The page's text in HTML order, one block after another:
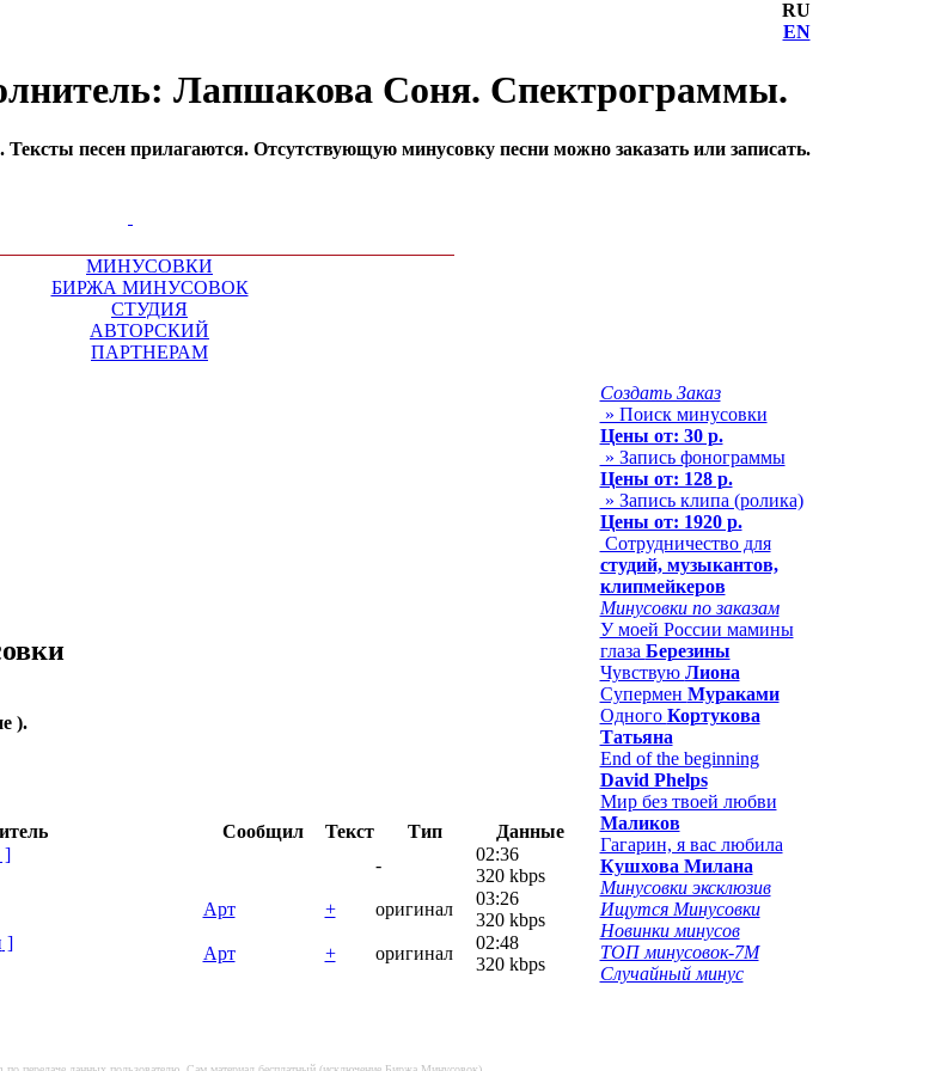
RU
EN
Лапшакова Соня. Спектрограммы.
песен прилагаются. Отсутствующую минусовку песни можно заказать или записать.
МИНУСОВКИ
БИРЖА МИНУСОВОК
СТУДИЯ
АВТОРСКИЙ
ПАРТНЕРАМ
).
Сообщил Текст Тип
Данные
]
-
02:36
320 kbps
Арт + оригинал
03:26
320 kbps
]
Арт + оригинал
02:48
320 kbps
Создать Заказ
» Поиск минусовки
Цены от: 30 р.
» Запись фонограммы
Цены от: 128 р.
» Запись клипа (ролика)
Цены от: 1920 р.
Сотрудничество для
студий, музыкантов,
клипмейкеров
Минусовки по заказам
У моей России мамины
глаза Березины
Чувствую Лиона
Супермен Мураками
Одного Кортукова
Татьяна
End of the beginning
David Phelps
Мир без твоей любви
Маликов
Гагарин, я вас любила
Кушхова Милана
Минусовки эксклюзив
Ищутся Минусовки
Новинки минусов
ТОП минусовок-7M
Случайный минус